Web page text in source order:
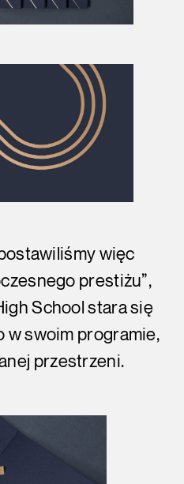
więc
prestiżu”,
School stara się
w swoim programie,
przestrzeni.